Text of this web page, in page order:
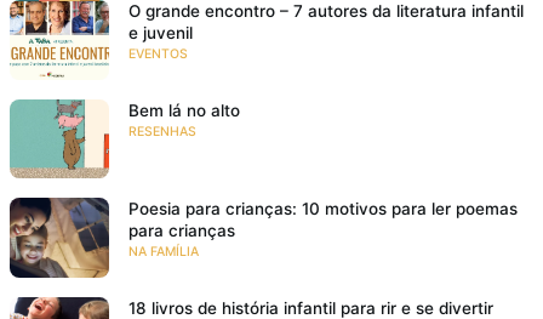
O grande encontro – 7 autores da literatura infantil
e juvenil
EVENTOS
Bem lá no alto
RESENHAS
Poesia para crianças: 10 motivos para ler poemas
para crianças
NA FAMÍLIA
18 livros de história infantil para rir e se divertir